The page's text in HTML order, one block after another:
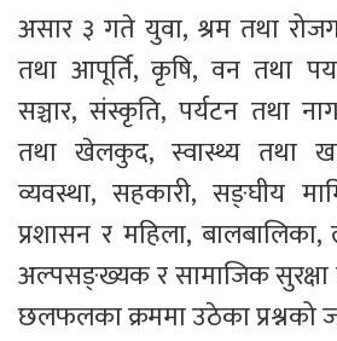
असार ३ गते युवा, श्रम तथा
तथा आपूर्ति, कृषि, वन तथा
सञ्चार, संस्कृति, पर्यटन तथा
तथा खेलकुद, स्वास्थ्य तथा
व्यवस्था, सहकारी, सङ्घीय
प्रशासन र महिला,
अल्पसङ्ख्यक र सामाजिक सुरक्षा
छलफलका क्रममा उठेका प्रश्नको